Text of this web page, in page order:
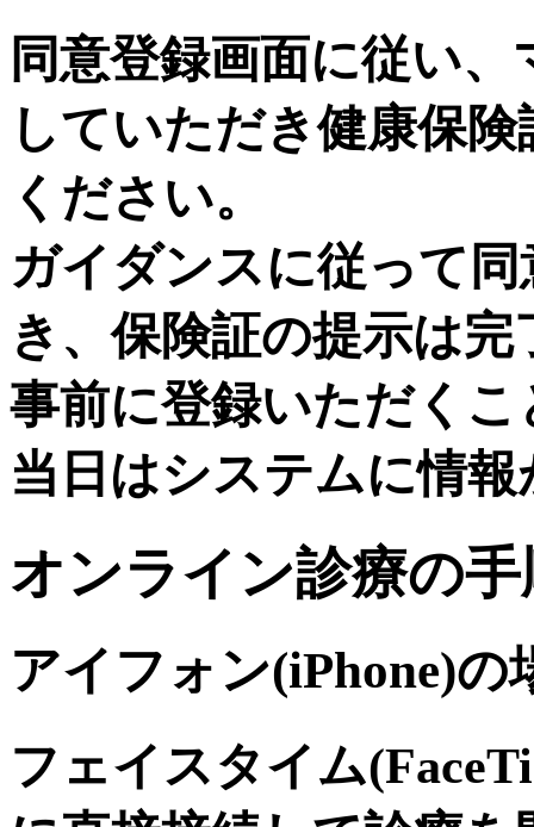
同意登録画面に従い
していただき健康保
ください。
ガイダンスに従って
き、保険証の提示は
事前に登録いただく
当日はシステムに情
オンライン診療の手
アイフォン(iPhone)の
フェイスタイム